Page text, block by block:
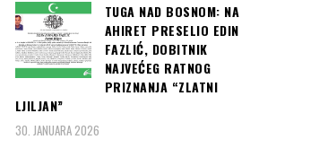
ZAGREB: Kontraverzni
Marko Tompson opet
TUGA NAD BOSNOM: NA
AHIRET PRESELIO EDIN
FAZLIĆ, DOBITNIK
NAJVEĆEG RATNOG
PRIZNANJA “ZLATNI
LJILJAN”
30. JANUARA 2026